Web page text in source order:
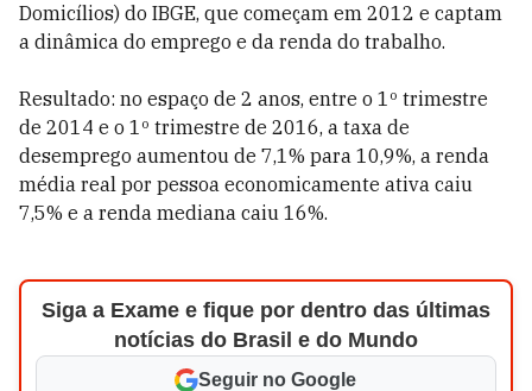
Domicílios) do IBGE, que começam em 2012 e captam
a dinâmica do emprego e da renda do trabalho.
Resultado: no espaço de 2 anos, entre o 1º trimestre
de 2014 e o 1º trimestre de 2016, a taxa de
desemprego aumentou de 7,1% para 10,9%, a renda
média real por pessoa economicamente ativa caiu
7,5% e a renda mediana caiu 16%.
Siga a Exame e fique por dentro das últimas
notícias do Brasil e do Mundo
Seguir no Google